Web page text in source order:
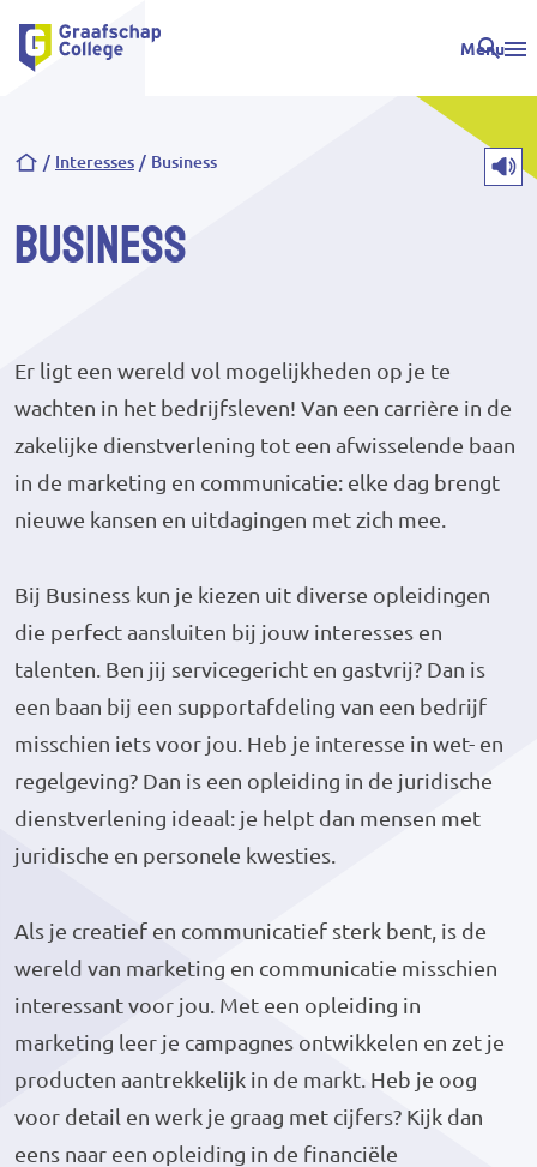
Menu
Kruimelpad
Interesses Business
Business
Er ligt een wereld vol mogelijkheden op je te
wachten in het bedrijfsleven! Van een carrière in de
zakelijke dienstverlening tot een afwisselende baan
in de marketing en communicatie: elke dag brengt
nieuwe kansen en uitdagingen met zich mee.
Bij Business kun je kiezen uit diverse opleidingen
die perfect aansluiten bij jouw interesses en
talenten. Ben jij servicegericht en gastvrij? Dan is
een baan bij een supportafdeling van een bedrijf
misschien iets voor jou. Heb je interesse in wet- en
regelgeving? Dan is een opleiding in de juridische
dienstverlening ideaal: je helpt dan mensen met
juridische en personele kwesties.
Als je creatief en communicatief sterk bent, is de
wereld van marketing en communicatie misschien
interessant voor jou. Met een opleiding in
marketing leer je campagnes ontwikkelen en zet je
producten aantrekkelijk in de markt. Heb je oog
voor detail en werk je graag met cijfers? Kijk dan
eens naar een opleiding in de financiële